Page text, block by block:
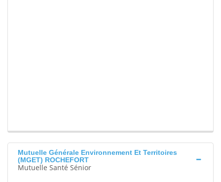
Mutuelle Générale Environnement Et Territoires
(MGET) ROCHEFORT
Mutuelle Santé Sénior